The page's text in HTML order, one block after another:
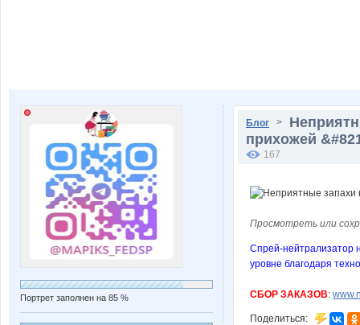
Портрет заполнен на 85 %
Блог >
прихожей
167
Просмотреть или
Спрей-нейтрализатор
уровне благодаря
СБОР ЗАКАЗОВ:
Поделиться: